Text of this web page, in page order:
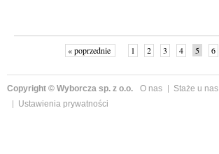
« poprzednie 1 2 3 4 5 6
Copyright © Wyborcza sp. z o.o. O nas Staże u nas
Ustawienia prywatności